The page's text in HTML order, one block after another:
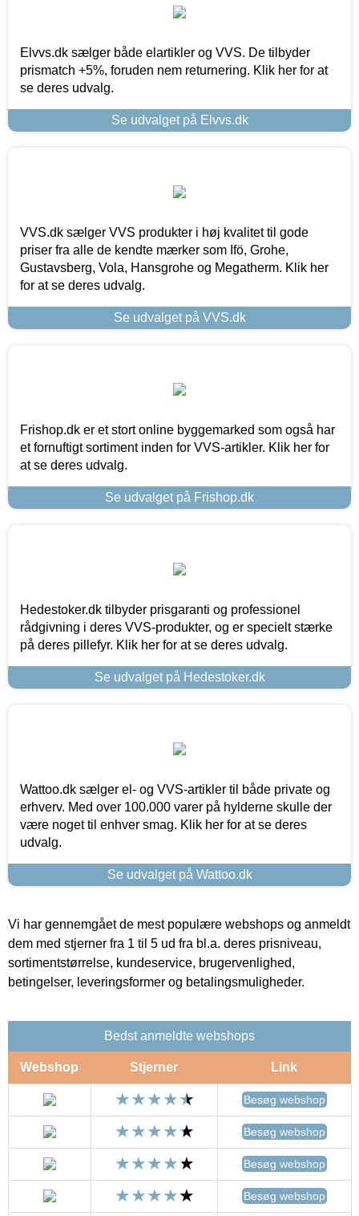
Elvvs.dk sælger både elartikler og VVS. De tilbyder
prismatch +5%, foruden nem returnering. Klik her for at
se deres udvalg.
Se udvalget på Elvvs.dk
VVS.dk sælger VVS produkter i høj kvalitet til gode
priser fra alle de kendte mærker som Ifö, Grohe,
Gustavsberg, Vola, Hansgrohe og Megatherm. Klik her
for at se deres udvalg.
Se udvalget på VVS.dk
Frishop.dk er et stort online byggemarked som også har
et fornuftigt sortiment inden for VVS-artikler. Klik her for
at se deres udvalg.
Se udvalget på Frishop.dk
Hedestoker.dk tilbyder prisgaranti og professionel
rådgivning i deres VVS-produkter, og er specielt stærke
på deres pillefyr. Klik her for at se deres udvalg.
Se udvalget på Hedestoker.dk
Wattoo.dk sælger el- og VVS-artikler til både private og
erhverv. Med over 100.000 varer på hylderne skulle der
være noget til enhver smag. Klik her for at se deres
udvalg.
Se udvalget på Wattoo.dk
Vi har gennemgået de mest populære webshops og anmeldt
dem med stjerner fra 1 til 5 ud fra bl.a. deres prisniveau,
sortimentstørrelse, kundeservice, brugervenlighed,
betingelser, leveringsformer og betalingsmuligheder.
Bedst anmeldte webshops
Webshop Stjerner Link
Besøg webshop
Besøg webshop
Besøg webshop
Besøg webshop